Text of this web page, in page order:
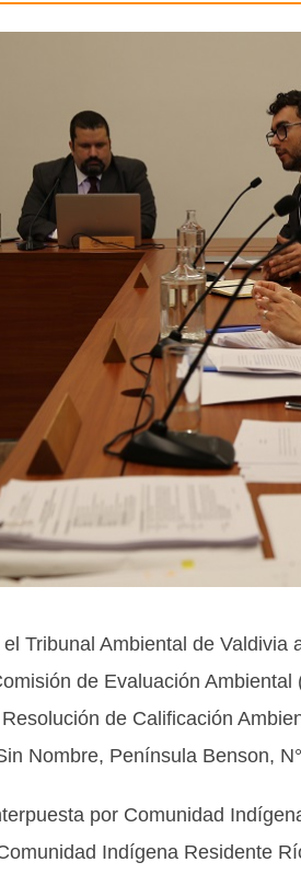
Tribunal Ambiental de
de Evaluación
de Calificación
Nombre, Península Benson,
por Comunidad
Indígena Residente